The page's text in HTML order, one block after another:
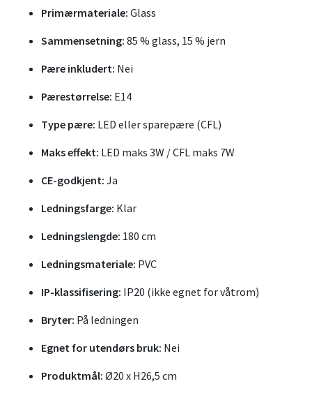
Primærmateriale: Glass
Sammensetning: 85 % glass, 15 % jern
Pære inkludert: Nei
Pærestørrelse: E14
Type pære: LED eller sparepære (CFL)
Maks effekt: LED maks 3W / CFL maks 7W
CE-godkjent: Ja
Ledningsfarge: Klar
Ledningslengde: 180 cm
Ledningsmateriale: PVC
IP-klassifisering: IP20 (ikke egnet for våtrom)
Bryter: På ledningen
Egnet for utendørs bruk: Nei
Produktmål: Ø20 x H26,5 cm